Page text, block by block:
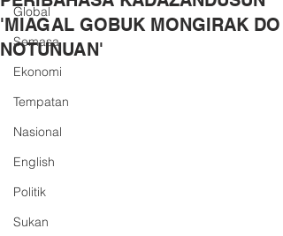
Global
Semasa
Ekonomi
Tempatan
Nasional
English
Politik
Sukan
'MIAGAL GOBUK MONGIRAK DO
NOTUNUAN'